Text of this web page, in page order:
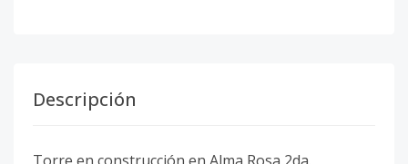
Descripción